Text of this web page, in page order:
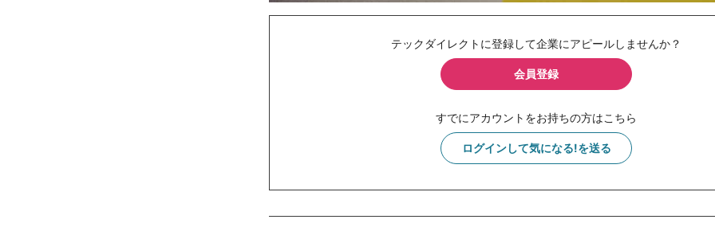
テックダイレクトに登録して企業にアピールしませんか？
会員登録
すでにアカウントをお持ちの方はこちら
ログインして気になる!を送る